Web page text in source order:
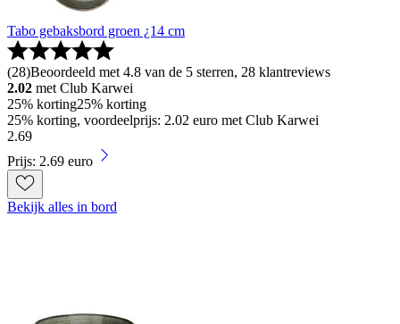
Tabo gebaksbord groen ¿14 cm
(28)Beoordeeld met 4.8 van de 5 sterren, 28 klantreviews
2.02 met Club Karwei
25% korting25% korting
25% korting, voordeelprijs: 2.02 euro met Club Karwei
2.69
Prijs: 2.69 euro
Bekijk alles in bord